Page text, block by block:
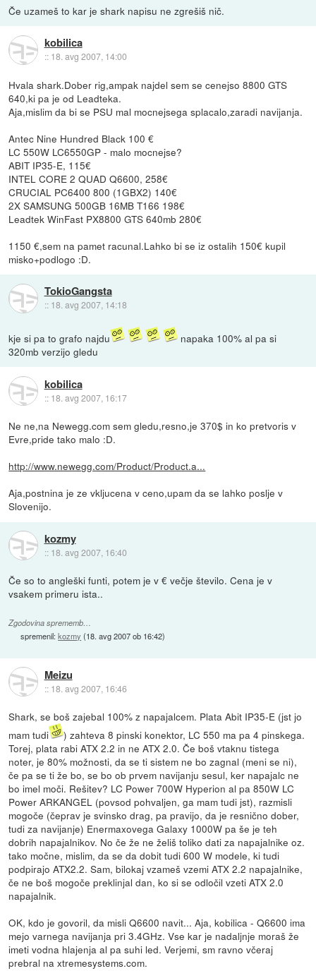
Če uzameš to kar je shark napisu ne zgrešiš nič.
kobilica
:: 18. avg 2007, 14:00
Hvala shark.Dober rig,ampak najdel sem se cenejso 8800 GTS
640,ki pa je od Leadteka.
Aja,mislim da bi se PSU mal mocnejsega splacalo,zaradi navijanja.
Antec Nine Hundred Black 100 €
LC 550W LC6550GP - malo mocnejse?
ABIT IP35-E, 115€
INTEL CORE 2 QUAD Q6600, 258€
CRUCIAL PC6400 800 (1GBX2) 140€
2X SAMSUNG 500GB 16MB T166 198€
Leadtek WinFast PX8800 GTS 640mb 280€
1150 €,sem na pamet racunal.Lahko bi se iz ostalih 150€ kupil
misko+podlogo :D.
TokioGangsta
:: 18. avg 2007, 14:18
kje si pa to grafo najdu
napaka 100% al pa si
320mb verzijo gledu
kobilica
:: 18. avg 2007, 16:17
Ne ne,na Newegg.com sem gledu,resno,je 370$ in ko pretvoris v
Evre,pride tako malo :D.
http://www.newegg.com/Product/Product.a...
Aja,postnina je ze vkljucena v ceno,upam da se lahko poslje v
Slovenijo.
kozmy
:: 18. avg 2007, 16:40
Če so to angleški funti, potem je v € večje število. Cena je v
vsakem primeru ista..
Zgodovina sprememb…
spremenil:kozmy (18. avg 2007 ob 16:42)
Meizu
:: 18. avg 2007, 16:46
Shark, se boš zajebal 100% z napajalcem. Plata Abit IP35-E (jst jo
mam tudi
) zahteva 8 pinski konektor, LC 550 ma pa 4 pinskega.
Torej, plata rabi ATX 2.2 in ne ATX 2.0. Če boš vtaknu tistega
noter, je 80% možnosti, da se ti sistem ne bo zagnal (meni se ni),
če pa se ti že bo, se bo ob prvem navijanju sesul, ker napajalc ne
bo imel moči. Rešitev? LC Power 700W Hyperion al pa 850W LC
Power ARKANGEL (povsod pohvaljen, ga mam tudi jst), razmisli
mogoče (čeprav je svinsko drag, pa pravijo, da je resnično dober,
tudi za navijanje) Enermaxovega Galaxy 1000W pa še je teh
dobrih napajalnikov. No če že ne želiš toliko dati za napajalnike oz.
tako močne, mislim, da se da dobit tudi 600 W modele, ki tudi
podpirajo ATX2.2. Sam, bilokaj vzameš vzemi ATX 2.2 napajalnike,
če ne boš mogoče preklinjal dan, ko si se odločil vzeti ATX 2.0
napajalnik.
OK, kdo je govoril, da misli Q6600 navit... Aja, kobilica - Q6600 ima
mejo varnega navijanja pri 3.4GHz. Vse kar je nadaljnje moraš že
imeti vodna hlajenja al pa suhi led. Verjemi, sm ravno včeraj
prebral na xtremesystems.com.